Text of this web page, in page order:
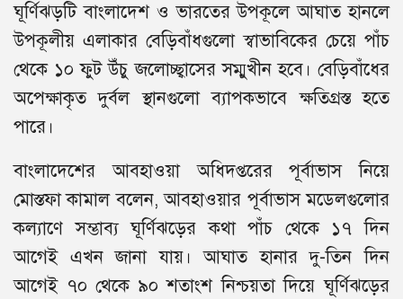
ঘূর্ণিঝড়টি বাংলাদেশ ও ভারতের উপকূলে আঘাত হানলে
উপকূলীয় এলাকার বেড়িবাঁধগুলো স্বাভাবিকের চেয়ে পাঁচ
থেকে ১০ ফুট উঁচু জলোচ্ছ্বাসের সম্মুখীন হবে। বেড়িবাঁধের
অপেক্ষাকৃত দুর্বল স্থানগুলো ব্যাপকভাবে ক্ষতিগ্রস্ত হতে
পারে।
বাংলাদেশের আবহাওয়া অধিদপ্তরের পূর্বাভাস নিয়ে
মোস্তফা কামাল বলেন, আবহাওয়ার পূর্বাভাস মডেলগুলোর
কল্যাণে সম্ভাব্য ঘূর্ণিঝড়ের কথা পাঁচ থেকে ১৭ দিন
আগেই এখন জানা যায়। আঘাত হানার দু-তিন দিন
আগেই ৭০ থেকে ৯০ শতাংশ নিশ্চয়তা দিয়ে ঘূর্ণিঝড়ের